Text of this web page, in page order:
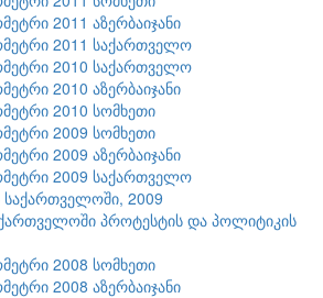
2011 აზერბაიჯანი
2011 საქართველო
2010 საქართველო
2010 აზერბაიჯანი
2010 სომხეთი
2009 სომხეთი
2009 აზერბაიჯანი
2009 საქართველო
საქართველოში, 2009
პროტესტის და პოლიტიკის
2008 სომხეთი
2008 აზერბაიჯანი